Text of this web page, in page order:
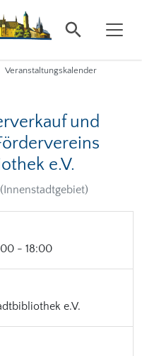
Veranstaltungskalender
und
e.V.
- 18:00
e.V.